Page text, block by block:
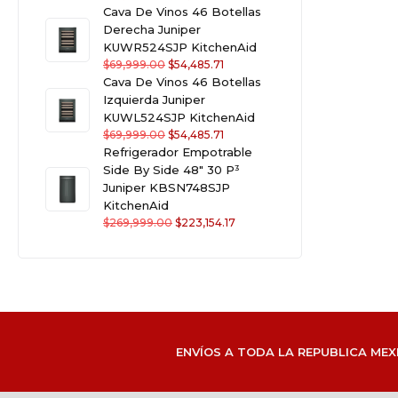
Cava De Vinos 46 Botellas
Derecha Juniper
KUWR524SJP KitchenAid
$69,999.00 $54,485.71
Cava De Vinos 46 Botellas
Izquierda Juniper
KUWL524SJP KitchenAid
$69,999.00 $54,485.71
Refrigerador Empotrable
Side By Side 48" 30 P³
Juniper KBSN748SJP
KitchenAid
$269,999.00 $223,154.17
ENVÍOS A TODA LA REPUBLICA